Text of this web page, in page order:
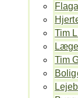
Tim
Tim